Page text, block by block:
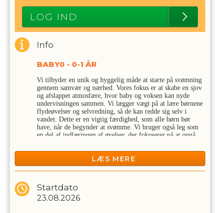
LOG IND
Info
BABY0 - 0-1 ÅR
Vi tilbyder en unik og hyggelig måde at starte på svømning
gennem samvær og nærhed. Vores fokus er at skabe en sjov
og afslappet atmosfære, hvor baby og voksen kan nyde
undervisningen sammen. Vi lægger vægt på at lære børnene
flydeøvelser og selvredning, så de kan redde sig selv i
vandet. Dette er en vigtig færdighed, som alle børn bør
have, når de begynder at svømme. Vi bruger også leg som
en del af indlæringen af øvelser, der fokuserer på at opnå
fremdrift.
Svømningen foregår helt på børnenes præmisser
og frem. Hvis babyen er ved at eller er fyldt 1 år er det
Baby 1-2 år man skal tilmelde sig .Vi modtager babyerne
LÆS MERE
Startdato
23.08.2026